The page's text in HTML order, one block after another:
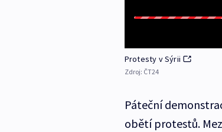
Protesty v Sýrii
Zdroj: ČT24
Páteční
obětí protestů.